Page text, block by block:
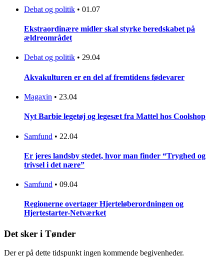
Debat og politik • 01.07
Ekstraordinære midler skal styrke beredskabet på
ældreområdet
Debat og politik • 29.04
Akvakulturen er en del af fremtidens fødevarer
Magaxin • 23.04
Nyt Barbie legetøj og legesæt fra Mattel hos Coolshop
Samfund • 22.04
Er jeres landsby stedet, hvor man finder “Tryghed og
trivsel i det nære”
Samfund • 09.04
Regionerne overtager Hjerteløberordningen og
Hjertestarter-Netværket
Det sker i Tønder
Der er på dette tidspunkt ingen kommende begivenheder.